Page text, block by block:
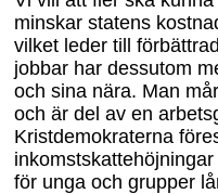
minskar statens
vilket leder till
jobbar har dessutom
och sina nära. Man
och är del av en
Kristdemokraterna
för unga och grupper